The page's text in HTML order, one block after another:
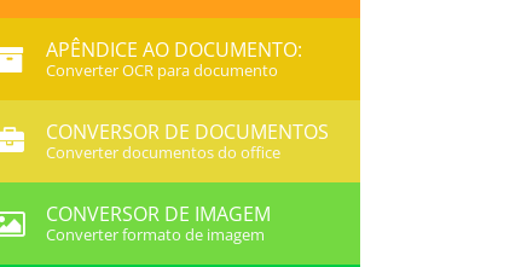
APÊNDICE AO DOCUMENTO:
Converter OCR para documento
CONVERSOR DE DOCUMENTOS
Converter documentos do office
CONVERSOR DE IMAGEM
Converter formato de imagem